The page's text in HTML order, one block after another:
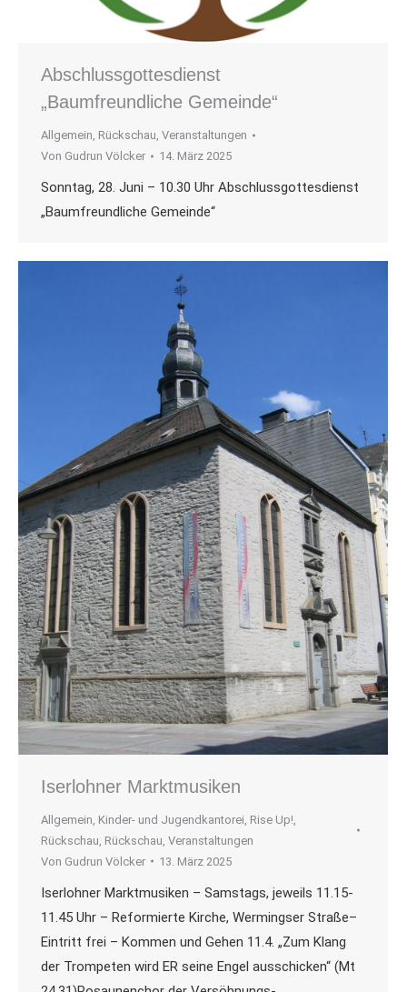
Abschlussgottesdienst
„Baumfreundliche Gemeinde“
Allgemein, Rückschau, Veranstaltungen
Von Gudrun Völcker 14. März 2025
Sonntag, 28. Juni – 10.30 Uhr Abschlussgottesdienst
„Baumfreundliche Gemeinde“
Iserlohner Marktmusiken
Allgemein Kinder- und Jugendkantorei Rise Up!
Rückschau Rückschau Veranstaltungen
Von Gudrun Völcker 13. März 2025
Iserlohner Marktmusiken – Samstags, jeweils 11.15-
11.45 Uhr – Reformierte Kirche, Wermingser Straße–
Eintritt frei – Kommen und Gehen 11.4. „Zum Klang
der Trompeten wird ER seine Engel ausschicken“ (Mt